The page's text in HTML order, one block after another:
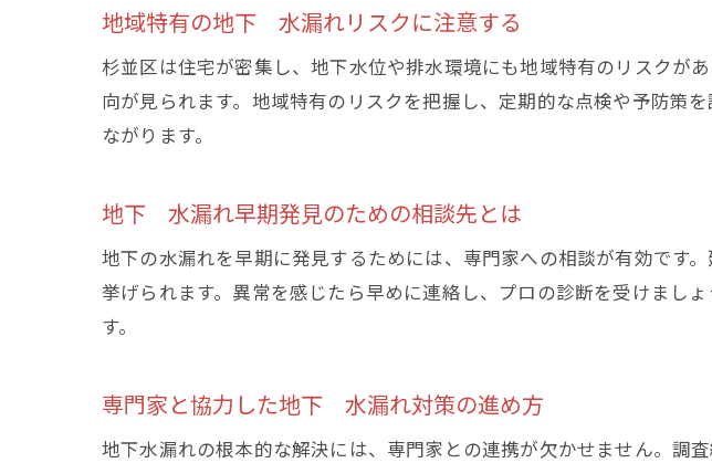
地域特有の地下 水漏れリスクに注意する
杉並区は住宅が密集し、地下水位や排水環境にも地域特有のリスクが
向が見られます。地域特有のリスクを把握し、定期的な点検や予防策
ながります。
地下 水漏れ早期発見のための相談先とは
地下の水漏れを早期に発見するためには、専門家への相談が有効です
挙げられます。異常を感じたら早めに連絡し、プロの診断を受けまし
す。
専門家と協力した地下 水漏れ対策の進め方
地下水漏れの根本的な解決には、専門家との連携が欠かせません。調